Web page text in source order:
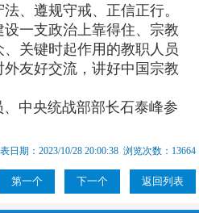
、遵规守戒、正信正行。
一支政治上靠得住、宗教
、关键时起作用的教职人员
友好交流，讲好中国宗教
中央统战部部长石泰峰参
日期：2023/10/28 20:00:38 浏览次数：13664
第一个 下一个 返回列表